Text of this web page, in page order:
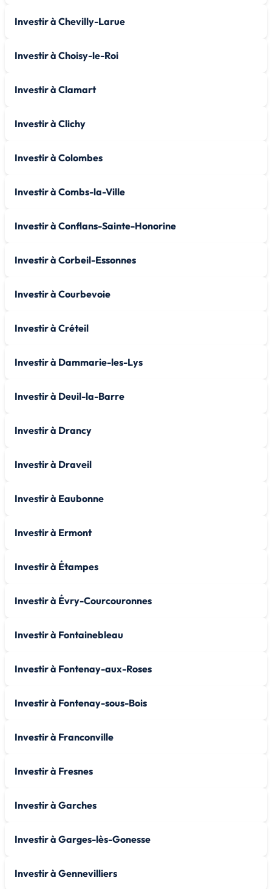
Investir à Chevilly-Larue
Investir à Choisy-le-Roi
Investir à Clamart
Investir à Clichy
Investir à Colombes
Investir à Combs-la-Ville
Investir à Conflans-Sainte-Honorine
Investir à Corbeil-Essonnes
Investir à Courbevoie
Investir à Créteil
Investir à Dammarie-les-Lys
Investir à Deuil-la-Barre
Investir à Drancy
Investir à Draveil
Investir à Eaubonne
Investir à Ermont
Investir à Étampes
Investir à Évry-Courcouronnes
Investir à Fontainebleau
Investir à Fontenay-aux-Roses
Investir à Fontenay-sous-Bois
Investir à Franconville
Investir à Fresnes
Investir à Garches
Investir à Garges-lès-Gonesse
Investir à Gennevilliers